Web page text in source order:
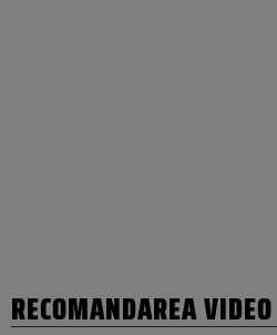
RECOMANDAREA VIDEO